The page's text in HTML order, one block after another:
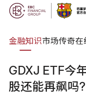
金融知识市场传奇在
GDXJ ETF今
股还能再飙吗?